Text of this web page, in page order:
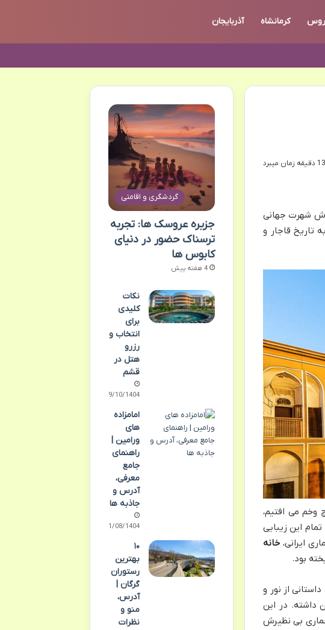
کرمانشاه آذربایجان
اش شهرت جهانی
ای رو به تاریخ قاجار و
وخم می افتیم،
این زیبایی
ایرانی، خانه
بود.
از نور و
داشته. در این
بی نظیرش
گردشگری و اقامتی
جزیره عروسک ها: تجربه
ترسناک حضور در دنیای
کابوس ها
4 هفته پیش
نکات
کلیدی
برای
انتخاب و
رزرو
هتل در
قشم
09/10/1404
امامزاده
های
ورامین |
راهنمای
جامع
معرفی،
آدرس و
جاذبه ها
11/08/1404
۱۰
بهترین
رستوران
گرگان |
آدرس،
منو و
نظرات